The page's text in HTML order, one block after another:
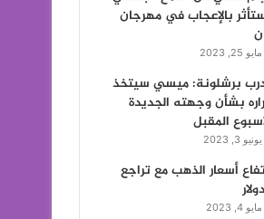
بالإعجاب في مهرجان
مايو 25, 2023
برشلونة: ميسي سيتخذ
بشأن وجهته الجديدة
المقبل
يونيو 3, 2023
أسعار الذهب مع تراجع
مايو 4, 2023